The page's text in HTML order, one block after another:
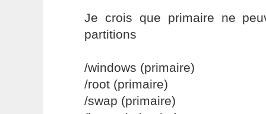
Je crois que primaire ne
partitions
/windows (primaire)
/root (primaire)
/swap (primaire)